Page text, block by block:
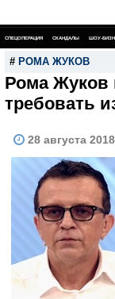
СПЕЦОПЕРАЦИЯ СКАНДАЛЫ ШОУ-
# РОМА ЖУКОВ
Рома Жуков
требовать
28 августа